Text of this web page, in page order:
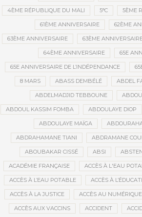
4ÈME RÉPUBLIQUE DU MALI 5°C 5ÈME
61ÈME ANNIVERSAIRE 62ÈME
63ÈME ANNIVERSAIRE 63ÈME
64ÈME ANNIVERSAIRE 65E
65E ANNIVERSAIRE DE L’INDÉPENDANCE
8 MARS ABASS DEMBÉLÉ ABDEL
ABDELMADJID TEBBOUNE
ABDOUL KASSIM FOMBA ABDOULAYE DIOP
ABDOULAYE MAÏGA
ABDRAHAMANE TIANI ABDRAMANE
ABOUBAKAR CISSÉ ABSI
ACADÉMIE FRANÇAISE ACCÈS À L'EAU
ACCÈS À L’EAU POTABLE ACCÈS À
ACCÈS À LA JUSTICE ACCÈS AU NUMÉRIQUE
ACCÈS AUX VACCINS ACCIDENT